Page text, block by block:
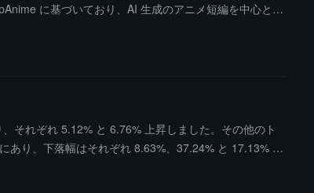
に基づいており、AI 生成のアニメ短編を中心とし
スクに注意する必要があると警告しています。
それぞれ 5.12% と 6.76% 上昇しました。その他のト
あり、下落幅はそれぞれ 8.63%、37.24% と 17.13% で